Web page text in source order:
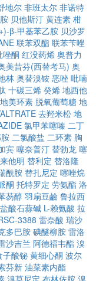
地尔 非班太尔 非诺特
贝他斯汀 黄连素 柑
β-甲基苯乙胺 贝沙罗
联苯双酯 联苯苄唑
唑酮 红没药烯 奥普力
美昔芬(西替考马) 奥
林 奥替溴铵 恶唑 吡喃
十碳三烯 癸烯 地西他
地美环素 脱氧葡萄糖 地
去羟米松 地
氯甲苯噻嗪 二丁
二氯酸盐 二环素 胸
宾 噻奈普汀 替勃龙 噻
他明 替利定 替洛隆
酰胺 替扎尼定 噻唑烷
酮 托特罗定 劳氨酯 洛
芴醇 羽扇豆鹼 鲁拉西
盐酸石蒜碱 L-赖氨酸 拉
3388 雷奈酸 瑞沙
多巴胺 碘醚柳胺 雷洛
沙吉兰 阿德福韦酯 溴
子酸铋 黄细心酮 波尔
芬新 油菜素内酯
溴莫尼定 布林佐胺 溴